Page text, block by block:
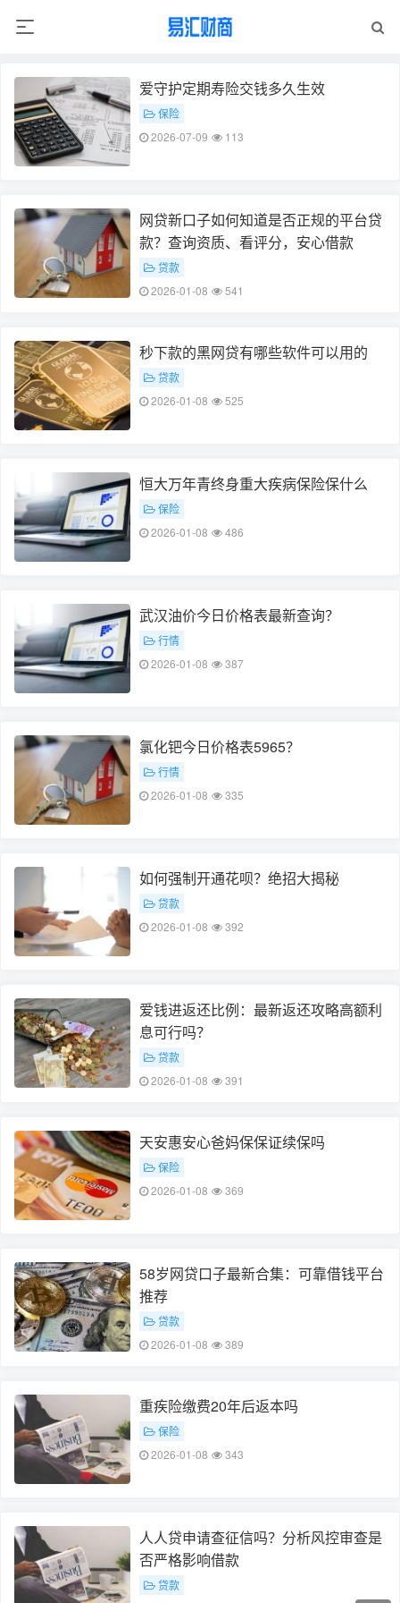
爱守护定期寿险交钱多久生效
保险
2026-07-09
113
网贷新口子如何知道是否正规的平台贷
款？查询资质、看评分，安心借款
贷款
2026-01-08
541
秒下款的黑网贷有哪些软件可以用的
贷款
2026-01-08
525
恒大万年青终身重大疾病保险保什么
保险
2026-01-08
486
武汉油价今日价格表最新查询？
行情
2026-01-08
387
氯化钯今日价格表5965？
行情
2026-01-08
335
如何强制开通花呗？绝招大揭秘
贷款
2026-01-08
392
爱钱进返还比例：最新返还攻略高额利
息可行吗？
贷款
2026-01-08
391
天安惠安心爸妈保保证续保吗
保险
2026-01-08
369
58岁网贷口子最新合集：可靠借钱平台
推荐
贷款
2026-01-08
389
重疾险缴费20年后返本吗
保险
2026-01-08
343
人人贷申请查征信吗？分析风控审查是
否严格影响借款
贷款